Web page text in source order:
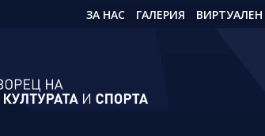
ЗА НАС ГАЛЕРИЯ ВИРТУАЛЕН